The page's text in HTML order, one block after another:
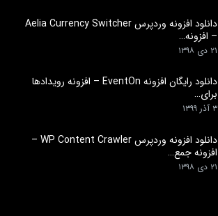
دانلود افزونه وردپرس Aelia Currency Switcher
– افزونه…
۲۱ دی ۱۳۹۸
دانلود رایگان افزونه EventOn – افزونه رویدادها
برای…
۳ آذر ۱۳۹۹
دانلود افزونه وردپرس WP Content Crawler –
افزونه جمع…
۲۱ دی ۱۳۹۸